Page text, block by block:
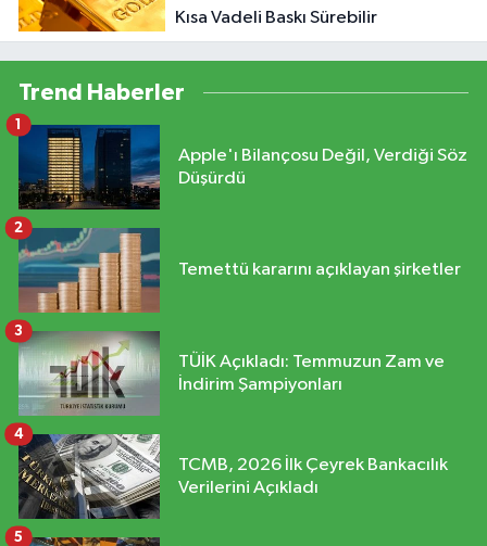
Kısa Vadeli Baskı Sürebilir
Trend Haberler
Apple'ı Bilançosu Değil, Verdiği Söz
Düşürdü
1
Temettü kararını açıklayan şirketler
2
TÜİK Açıkladı: Temmuzun Zam ve
İndirim Şampiyonları
3
TCMB, 2026 İlk Çeyrek Bankacılık
Verilerini Açıkladı
4
5